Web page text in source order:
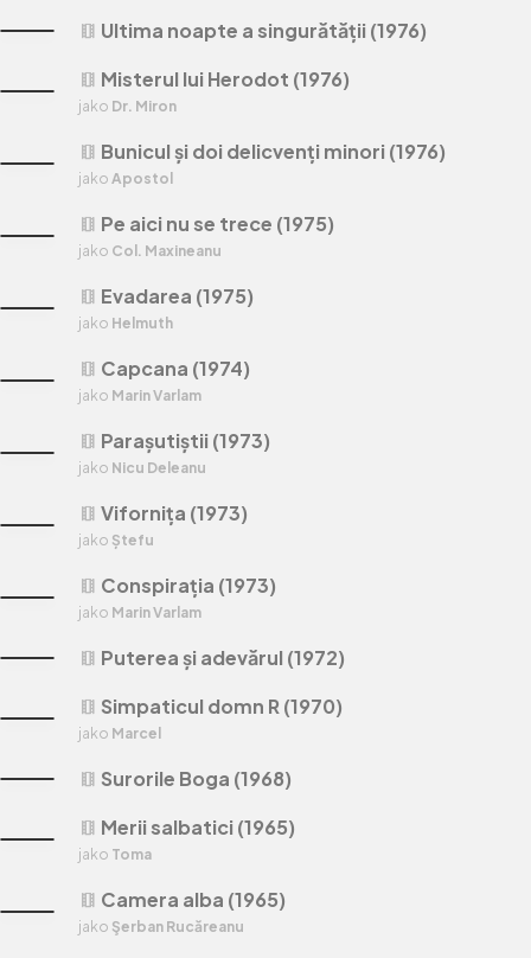
theaters Surorile Boga (1968)
theaters Pe aici nu se trece (1975)
jako Col. Maxineanu
theaters Merii salbatici (1965)
jako Toma
theaters Camera alba (1965)
jako Şerban Rucăreanu
theaters Parașutiștii (1973)
jako Nicu Deleanu
theaters Puterea și adevărul (1972)
theaters Vifornița (1973)
jako Ștefu
theaters Capcana (1974)
jako Marin Varlam
theaters Evadarea (1975)
jako Helmuth
theaters Conspirația (1973)
jako Marin Varlam
theaters Ultima noapte a singurătății (1976)
theaters Misterul lui Herodot (1976)
jako Dr. Miron
theaters Bunicul și doi delicvenți minori (1976)
jako Apostol
theaters Simpaticul domn R (1970)
jako Marcel